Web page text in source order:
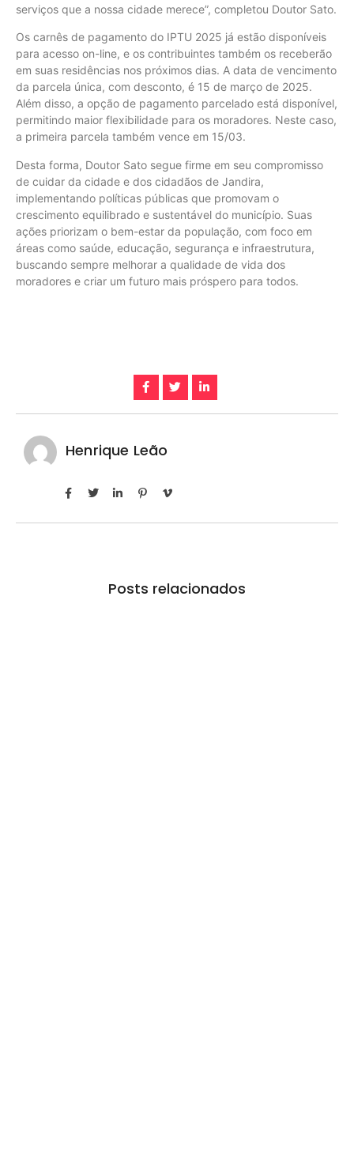
serviços que a nossa cidade merece”, completou Doutor Sato.
Os carnês de pagamento do IPTU 2025 já estão disponíveis
para acesso on-line, e os contribuintes também os receberão
em suas residências nos próximos dias. A data de vencimento
da parcela única, com desconto, é 15 de março de 2025.
Além disso, a opção de pagamento parcelado está disponível,
permitindo maior flexibilidade para os moradores. Neste caso,
a primeira parcela também vence em 15/03.
Desta forma, Doutor Sato segue firme em seu compromisso
de cuidar da cidade e dos cidadãos de Jandira,
implementando políticas públicas que promovam o
crescimento equilibrado e sustentável do município. Suas
ações priorizam o bem-estar da população, com foco em
áreas como saúde, educação, segurança e infraestrutura,
buscando sempre melhorar a qualidade de vida dos
moradores e criar um futuro mais próspero para todos.
Henrique Leão
Posts relacionados